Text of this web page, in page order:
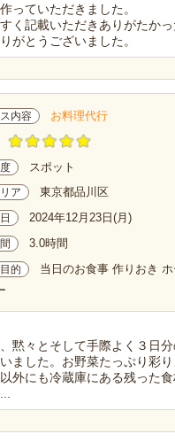
っていただきました。
く記載いただきありがたかっ
がとうございました。
内容 お料理代行
スポット
ア 東京都品川区
2024年12月23日(月)
3.0時間
的
当日のお食事 作りおき
黙々とそして手際よく３日
ました。お野菜たっぷり彩
外にも冷蔵庫にある残った